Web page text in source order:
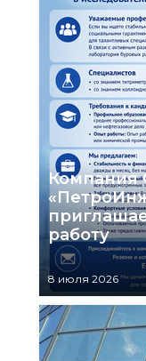
работу
8 июля 2026